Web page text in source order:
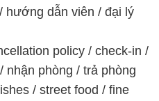
hướng dẫn viên / đại lý
policy / check-in /
nhận phòng / trả phòng
/ street food / fine